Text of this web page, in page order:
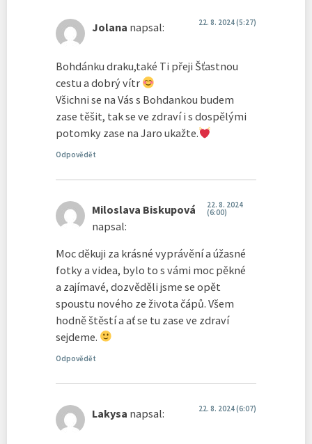
Jolana napsal: 22. 8. 2024 (5:27)
Bohdánku draku,také Ti přeji Šťastnou
cestu a dobrý vítr
Všichni se na Vás s Bohdankou budem
zase těšit, tak se ve zdraví i s dospělými
potomky zase na Jaro ukažte.
Odpovědět
Miloslava Biskupová
napsal:
22. 8. 2024
(6:00)
Moc děkuji za krásné vyprávění a úžasné
fotky a videa, bylo to s vámi moc pěkné
a zajímavé, dozvěděli jsme se opět
spoustu nového ze života čápů. Všem
hodně štěstí a ať se tu zase ve zdraví
sejdeme.
Odpovědět
Lakysa napsal: 22. 8. 2024 (6:07)